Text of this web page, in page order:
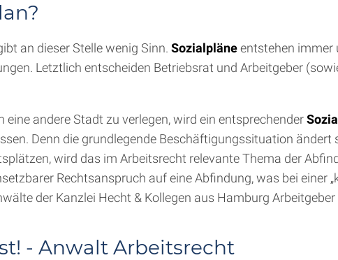
an dieser Stelle wenig Sinn. Sozialpläneentstehen immer
Letztlich entscheiden Betriebsrat und Arbeitgeber
andere Stadt zu verlegen, wird ein entsprechender
Denn die grundlegende Beschäftigungssituation
wird das im Arbeitsrecht relevante Thema der
Rechtsanspruch auf eine Abfindung, was bei einer
der Kanzlei Hecht & Kollegen aus Hamburg
- Anwalt Arbeitsrecht